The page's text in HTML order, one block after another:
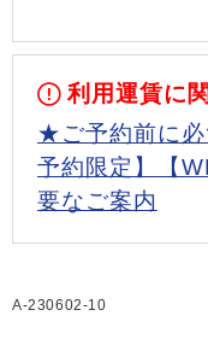
利用運賃に
★ご予約前に必
予約限定】【
要なご案内
A-230602-10